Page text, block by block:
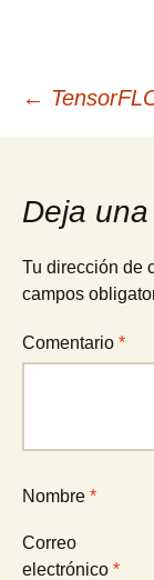
de
←
Deja
Tu dirección de
campos
Comentario *
Nombre *
Correo
electrónico *